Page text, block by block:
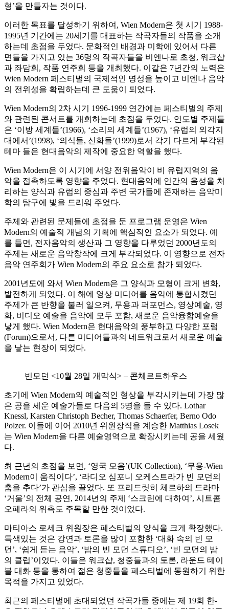
형’을 만들자는 것이다.
이러한 목표를 달성하기 위하여, Wien Modern은 첫 시기 1988-
1995년 기간에는 20세기를 대표하는 작곡자들의 작품을 소개
하는데 초점을 두었다. 문화적인 배경과 미학에 있어서 다른
면들을 가지고 있는 36명의 작곡자들을 비엔나로 초청, 워크샵
과 좌담회, 작품 연주회 등을 개최했다. 이같은 7년간의 노력은
Wien Modern 페스티벌의 국제적인 명성을 높이고 비엔나 음악
의 전위성을 확립하는데 큰 도움이 되었다.
Wien Modern의 2차 시기 1996-1999 연간에는 페스티벌의 주제
와 관련된 콘서트를 개회하는데 초점을 두었다. 연도별 주제들
은 ‘이방 세계들’(1966), ‘소리의 세계들’(1967), ‘유럽의 외각지
대에서’(1998), ‘의식들, 신화들’(1999)로서 각기 다르게 부각된
테마 들은 현대음악의 제작에 중요한 역할을 했다.
Wien Modern은 이 시기에 서양 전위음악이 비 유럽지역의 음
악을 접촉하도록 영향을 주었다. 현대음악에 인간의 음성을 처
리하는 양식과 유럽의 중심과 주변 국가들에 존재하는 음악미
학의 탐구에 빛을 드리워 주었다.
주제와 관련된 문제들에 초점을 둔 프로그램 운영은 Wien
Modern의 예술적 개념의 기획에 핵심적인 요소가 되었다. 예
를 들면, 전자음악의 생산과 그 영향을 다루었던 2000년도의
주제는 새로운 음악창작에 크게 부각되었다. 이 영향으로 전자
음악 연주회가 Wien Modern의 주요 요소로 참가 되었다.
2001년도에 와서 Wien Modern은 그 양식과 모형이 크게 변화,
발전하게 되었다. 이 해에 영상 미디어를 음악에 통합시켰던
주제가 큰 반향을 불러 일으켜, 무용과 퍼포먼스, 영상예술, 영
화, 비디오 예술을 음악에 모두 포함, 새로운 음악융합예술을
낳게 했다. Wien Modern은 현대음악의 풍부하고 다양한 포럼
(Forum)으로서, 다른 미디어들과의 네트워크로서 새로운 예술
을 낳는 현장이 되었다.
빈모던 <10월 28일 개막식> – 콘체르트하우스
초기에 Wien Modern의 예술적인 형상을 부각시키는데 가장 많
은 공을 세운 예술가들로 다음의 5명을 들 수 있다. Lothar
Knessl, Karsten Christoph Becher, Thomas Schaerfer, Berno Odo
Polzer. 이들에 이어 2010년 위원장직을 계승한 Matthias Losek
는 Wien Modern을 다른 예술영역으로 확장시키는데 공을 세웠
다.
최 근년의 초점을 보면, ‘영국 모음’(UK Collection), ‘무용-Wien
Modern이 움직이다’, ‘라디오 심포니 오케스트라가 빈 모던의
춤을 추다’가 관심을 끌었다. 또 프리드릿히 체르하의 드라마
‘거울’의 전체 공연, 2014년의 주제 ‘스크린에 대하여’, 시트콤
오페라의 위촉도 주목할 만한 것이었다.
마티아스 로세크 위원장은 페스티벌의 양식을 크게 확장했다.
특색있는 것은 강연과 토론을 많이 포함한 ‘대화 속의 빈 모
던’, ‘쉽게 듣는 음악’, ‘밤의 빈 모던 스튜디오’, ‘빈 모던의 밤
의 클럽’이었다. 이들은 워크샵, 청중들과의 토론, 라운드 테이
블 대화 등을 통하여 젊은 청중들을 페스티벌에 동원하기 위한
목적을 가지고 있었다.
최근의 페스티벌에 초대되었던 작곡가들 중에는 제 19회 한-